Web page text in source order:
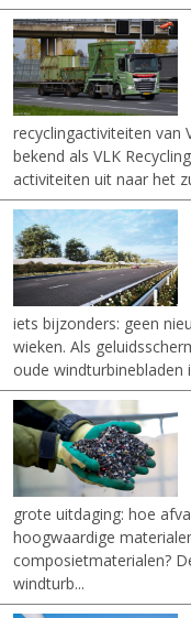
recyclingactiviteiten van
bekend als VLK
activiteiten uit naar het
iets bijzonders: geen
wieken. Als
oude windturbinebladen
grote uitdaging: hoe
hoogwaardige
composietmaterialen?
windturb...